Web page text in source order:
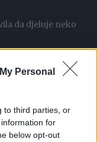
Personal
to third parties, or
for
below opt-out
da djeluje neko
vrećicu